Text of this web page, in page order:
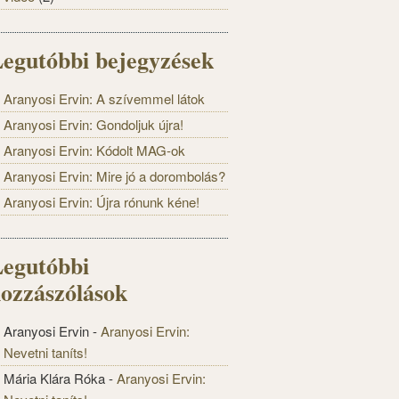
bejegyzések
Aranyosi Ervin: A szívemmel látok
Aranyosi Ervin: Gondoljuk újra!
Aranyosi Ervin: Kódolt MAG-ok
Aranyosi Ervin: Mire jó a dorombolás?
Aranyosi Ervin: Újra rónunk kéne!
Aranyosi Ervin-Aranyosi Ervin:
Nevetni taníts!
Mária Klára Róka-Aranyosi Ervin: